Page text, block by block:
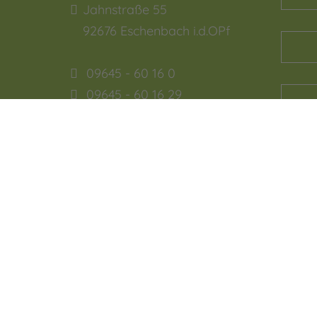
Jahnstraße 55
92676 Eschenbach i.d.OPf
09645 - 60 16 0
09645 - 60 16 29